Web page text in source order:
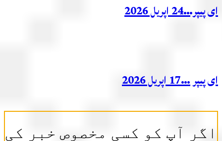
اپریل 2026
اپریل 2026
آپ کو کسی مخصوص خبر کی